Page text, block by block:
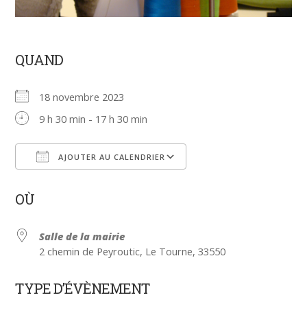
QUAND
18 novembre 2023
9 h 30 min - 17 h 30 min
AJOUTER AU CALENDRIER
OÙ
Salle de la mairie
2 chemin de Peyroutic, Le Tourne, 33550
TYPE D’ÉVÈNEMENT